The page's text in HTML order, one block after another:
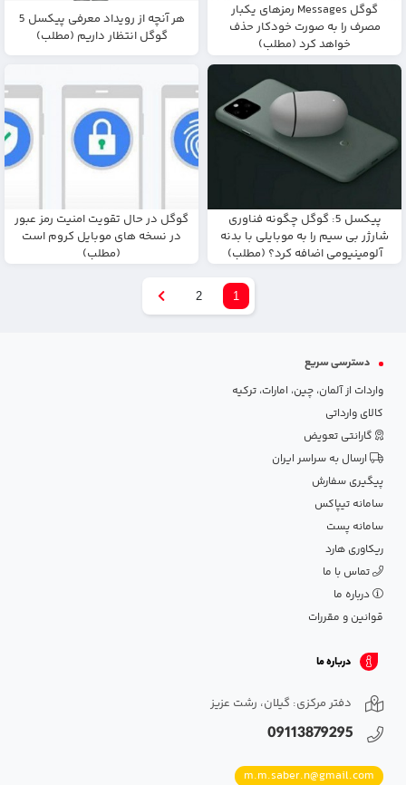
گوگل Messages رمزهای یکبار
مصرف را به صورت خودکار حذف
خواهد کرد (مطلب)
هر آنچه از رویداد معرفی پیکسل 5
گوگل انتظار داریم (مطلب)
پیکسل 5: گوگل چگونه فناوری
شارژر بی سیم را به موبایلی با بدنه
آلومینیومی اضافه کرد؟ (مطلب)
گوگل در حال تقویت امنیت رمز عبور
در نسخه های موبایل کروم است
(مطلب)
1
2
دسترسی سریع
واردات از آلمان، چین، امارات، ترکیه
کالای وارداتی
گارانتی تعویض
ارسال به سراسر ایران
پیگیری سفارش
سامانه تیپاکس
سامانه پست
ریکاوری هارد
تماس با ما
درباره ما
قوانین و مقررات
درباره ما
دفتر مرکزی: گیلان، رشت عزیز
09113879295
m.m.saber.n@gmail.com